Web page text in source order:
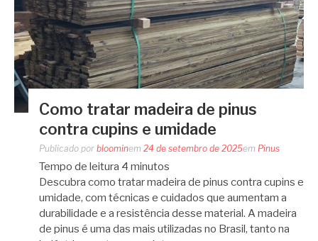
Como tratar madeira de pinus
contra cupins e umidade
Publicado por bloominem 24 de setembro de 2025em Pinus
Tempo de leitura 4 minutos
Descubra como tratar madeira de pinus contra cupins e
umidade, com técnicas e cuidados que aumentam a
durabilidade e a resistência desse material. A madeira
de pinus é uma das mais utilizadas no Brasil, tanto na